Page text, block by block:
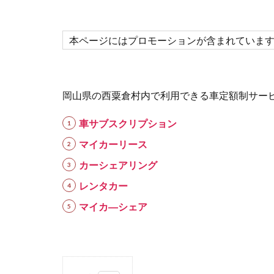
本ページにはプロモーションが含まれています
岡山県の西粟倉村内で利用できる車定額制サー
車サブスクリプション
マイカーリース
カーシェアリング
レンタカー
マイカ―シェア